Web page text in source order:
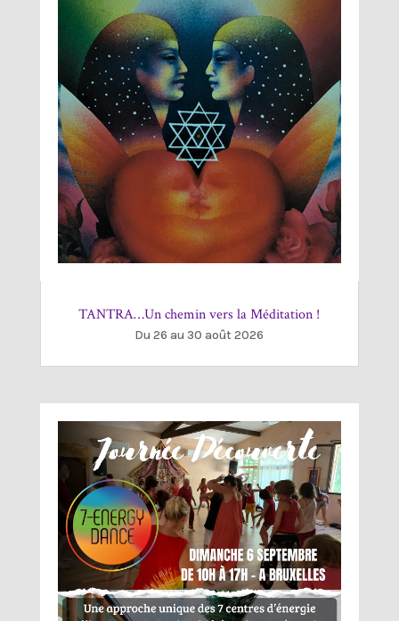
TANTRA…Un chemin vers la Méditation !
Du 26 au 30 août 2026